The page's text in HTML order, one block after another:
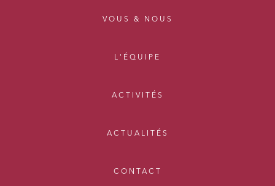
VOUS & NOUS
L'ÉQUIPE
ACTIVITÉS
ACTUALITÉS
CONTACT